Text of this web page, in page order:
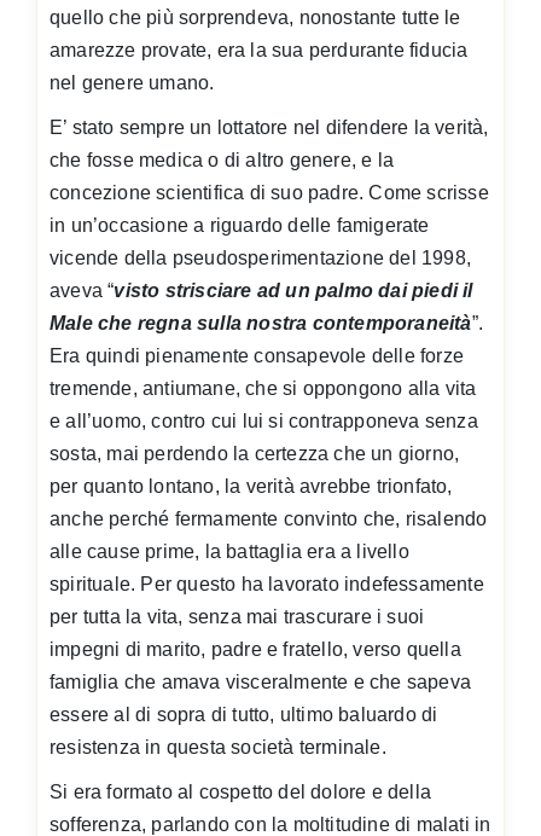
quello che più sorprendeva, nonostante tutte le
amarezze provate, era la sua perdurante fiducia
nel genere umano.
E’ stato sempre un lottatore nel difendere la verità,
che fosse medica o di altro genere, e la
concezione scientifica di suo padre. Come scrisse
in un’occasione a riguardo delle famigerate
vicende della pseudosperimentazione del 1998,
aveva “visto strisciare ad un palmo dai piedi il
Male che regna sulla nostra contemporaneità”.
Era quindi pienamente consapevole delle forze
tremende, antiumane, che si oppongono alla vita
e all’uomo, contro cui lui si contrapponeva senza
sosta, mai perdendo la certezza che un giorno,
per quanto lontano, la verità avrebbe trionfato,
anche perché fermamente convinto che, risalendo
alle cause prime, la battaglia era a livello
spirituale. Per questo ha lavorato indefessamente
per tutta la vita, senza mai trascurare i suoi
impegni di marito, padre e fratello, verso quella
famiglia che amava visceralmente e che sapeva
essere al di sopra di tutto, ultimo baluardo di
resistenza in questa società terminale.
Si era formato al cospetto del dolore e della
sofferenza, parlando con la moltitudine di malati in